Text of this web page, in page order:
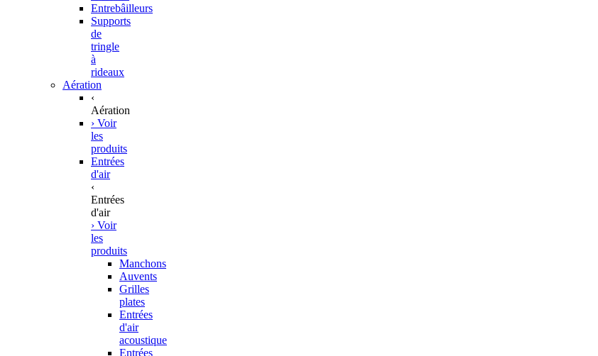
Entrebâilleurs
Supports
de
tringle
à
rideaux
Aération
‹
Aération
› Voir
les
produits
Entrées
d'air
‹
Entrées
d'air
› Voir
les
produits
Manchons
Auvents
Grilles
plates
Entrées
d'air
acoustique
Entrées